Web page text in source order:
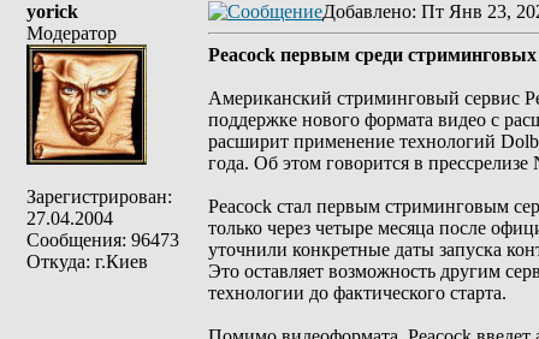
yorick
Модератор
Зарегистрирован:
27.04.2004
Сообщения: 96473
Откуда: г.Киев
Добавлено: Пт Янв 23,
Peacock первым среди
Американский стриминговый сервис
поддержке нового формата видео с
расширит применение технологий
года. Об этом говорится в
Peacock стал первым стриминговым
только через четыре месяца после
уточнили конкретные даты запуска
Это оставляет возможность другим
технологии до фактического старта.